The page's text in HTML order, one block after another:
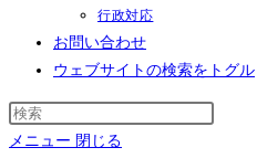
行政対応
お問い合わせ
ウェブサイトの検索をトグル
メニュー 閉じる